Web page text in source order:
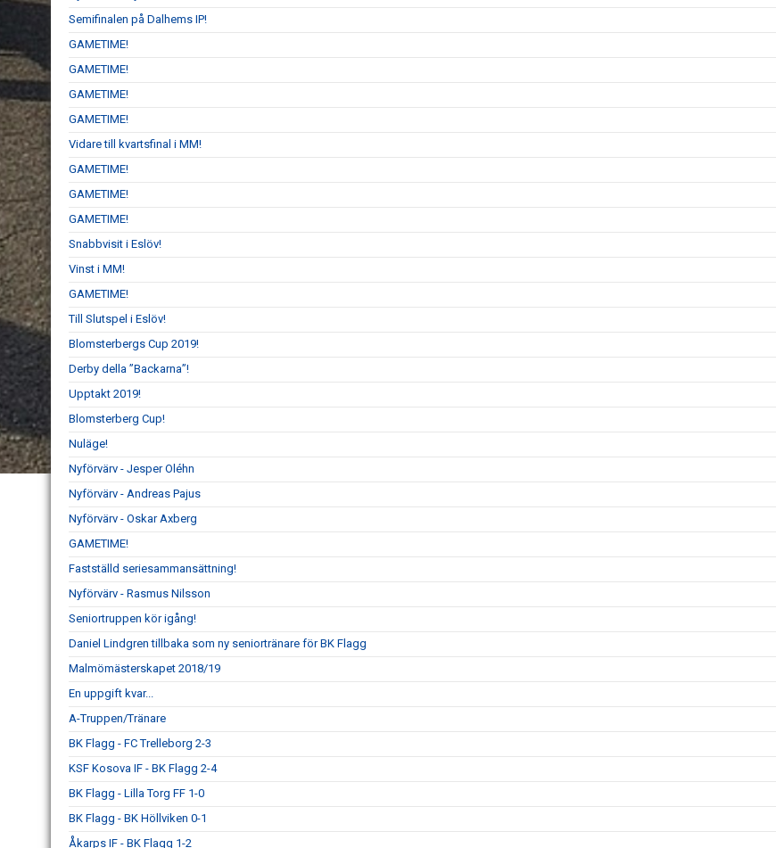
Semifinalen på Dalhems IP!
GAMETIME!
GAMETIME!
GAMETIME!
GAMETIME!
Vidare till kvartsfinal i MM!
GAMETIME!
GAMETIME!
GAMETIME!
Snabbvisit i Eslöv!
Vinst i MM!
GAMETIME!
Till Slutspel i Eslöv!
Blomsterbergs Cup 2019!
Derby della ”Backarna”!
Upptakt 2019!
Blomsterberg Cup!
Nuläge!
Nyförvärv - Jesper Oléhn
Nyförvärv - Andreas Pajus
Nyförvärv - Oskar Axberg
GAMETIME!
Fastställd seriesammansättning!
Nyförvärv - Rasmus Nilsson
Seniortruppen kör igång!
Daniel Lindgren tillbaka som ny seniortränare för BK Flagg
Malmömästerskapet 2018/19
En uppgift kvar...
A-Truppen/Tränare
BK Flagg - FC Trelleborg 2-3
KSF Kosova IF - BK Flagg 2-4
BK Flagg - Lilla Torg FF 1-0
BK Flagg - BK Höllviken 0-1
Åkarps IF - BK Flagg 1-2